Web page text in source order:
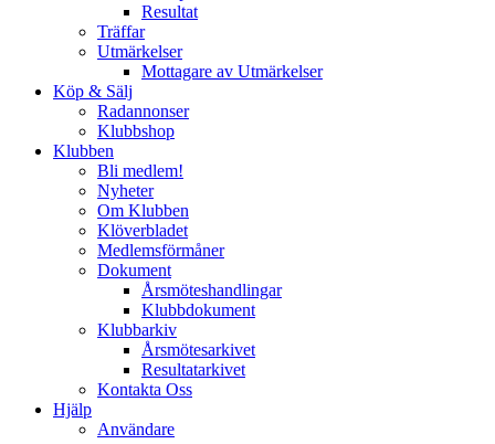
Resultat
Träffar
Utmärkelser
Mottagare av Utmärkelser
Köp & Sälj
Radannonser
Klubbshop
Klubben
Bli medlem!
Nyheter
Om Klubben
Klöverbladet
Medlemsförmåner
Dokument
Årsmöteshandlingar
Klubbdokument
Klubbarkiv
Årsmötesarkivet
Resultatarkivet
Kontakta Oss
Hjälp
Användare